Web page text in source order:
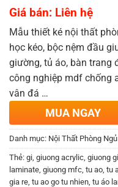
Giá bán: Liên hệ
Mẫu thiết ké nội thất
học kéo, bộc nệm đầu
giường, tủ áo, bàn trang
công nghiệp mdf chống
vân đá …
MUA NGAY
Danh mục: Nội Thất Phòng Ngủ
Thẻ: gi giuong acrylic giuong
laminate giuong mfc tu ao tu
gia re tu ao go tu nhien tu áo